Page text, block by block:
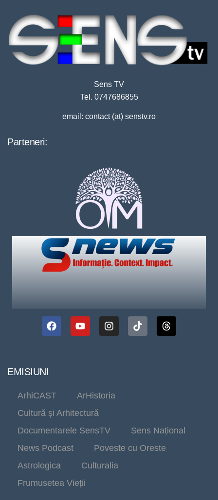
Sens TV
Tel. 0747686855
email: contact (at) senstv.ro
Parteneri:
EMISIUNI
ArhiCAST
ArHistoria
Cultură și Arhitectură
Documentarele SensTV
Sens Național
News Podcast
Poveste cu Oreste
Astrologica
Culturalia
Frumusetea Vieții